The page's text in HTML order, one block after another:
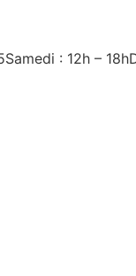
: 12h –